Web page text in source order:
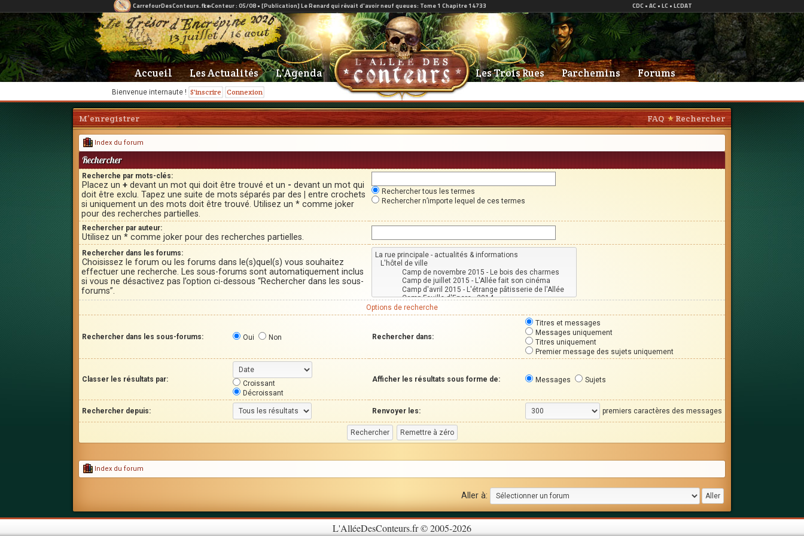
Bienvenue internaute ! S'inscrire Connexion
Accueil Les Actualités L'Agenda Les Trois Rues Parchemins Forums
FAQ Rechercher
M’enregistrer
Index du forum
Rechercher
Recherche par mots-clés:
Placez un + devant un mot qui doit être trouvé et un - devant un mot qui
doit être exclu. Tapez une suite de mots séparés par des
entre crochets
si uniquement un des mots doit être trouvé. Utilisez un * comme joker
pour des recherches partielles.
Rechercher tous les termes
Rechercher n’importe lequel de ces termes
Rechercher par auteur:
Utilisez un * comme joker pour des recherches partielles.
Rechercher dans les forums:
Choisissez le forum ou les forums dans le(s)quel(s) vous souhaitez
effectuer une recherche. Les sous-forums sont automatiquement inclus
si vous ne désactivez pas l’option ci-dessous “Rechercher dans les sous-
forums”.
Options de recherche
Rechercher dans les sous-forums: Oui Non Rechercher dans:
Titres et messages
Messages uniquement
Titres uniquement
Premier message des sujets uniquement
Classer les résultats par:
Croissant
Décroissant
Afficher les résultats sous forme de: Messages Sujets
Rechercher depuis: Renvoyer les: premiers caractères des messages
Index du forum
Aller à:
L'AlléeDesConteurs.fr © 2005-2026